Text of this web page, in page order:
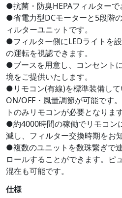
●抗菌・防臭HEPAフィルターで
●省電力型DCモーターと5段階
ィルターユニットです。
●フィルター側にLEDライトを
の運転を視認できます。
●ブースを用意し、コンセント
境をご提供いたします。
●リモコン(有線)を標準装備し
ON/OFF・風量調節が可能です
トのみリモコンが必要となりま
●約4000時間の稼働でリモコン
滅し、フィルター交換時期をお
●複数のユニットを数珠繋ぎで
ロールすることができます。ピ
混在も可能です。
仕様